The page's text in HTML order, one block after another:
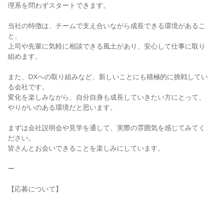
理系を問わずスタートできます。
当社の特徴は、チームで支え合いながら成長できる環境があるこ
と。
上司や先輩に気軽に相談できる風土があり、安心して仕事に取り
組めます。
また、DXへの取り組みなど、新しいことにも積極的に挑戦してい
る会社です。
変化を楽しみながら、自分自身も成長していきたい方にとって、
やりがいのある環境だと思います。
まずは会社説明会や見学を通して、実際の雰囲気を感じてみてく
ださい。
皆さんとお会いできることを楽しみにしています。
ー
【応募について】